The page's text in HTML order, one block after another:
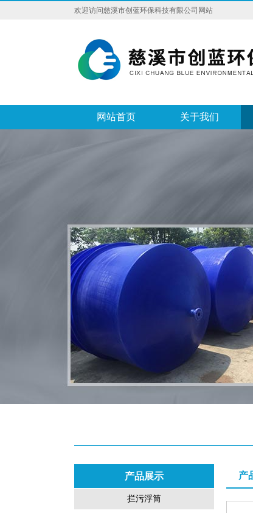
欢迎访问慈溪市创蓝环保科技有限公司网站
网站首页 关于我们
产品展示
拦污浮筒
产